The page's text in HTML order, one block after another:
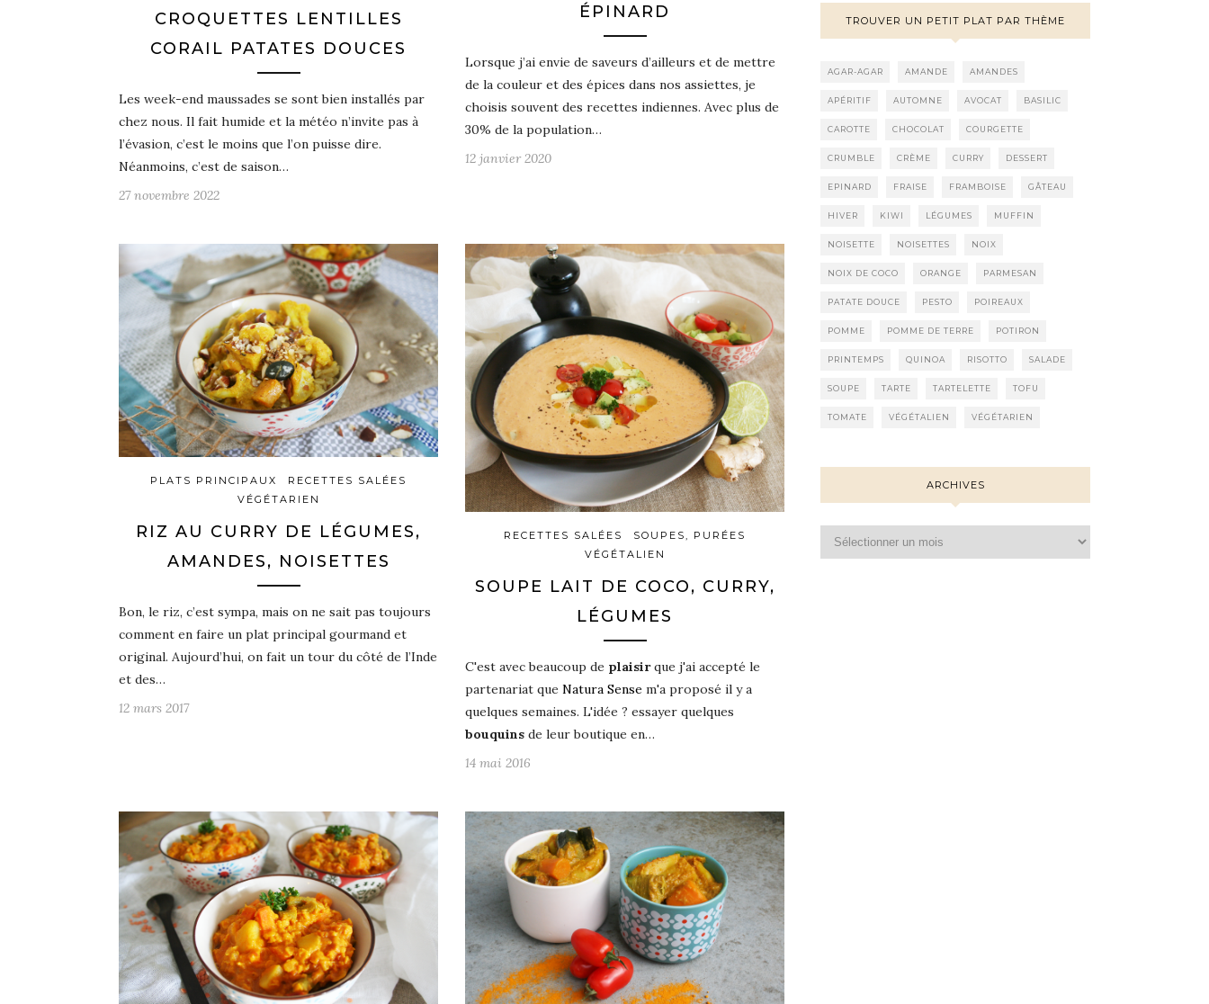
CROQUETTES LENTILLES
CORAIL PATATES DOUCES
Les week-end maussades se sont bien installés par
chez nous. Il fait humide et la météo n’invite pas à
l’évasion, c’est le moins que l’on puisse dire.
Néanmoins, c’est de saison…
27 novembre 2022
ÉPINARD
Lorsque j’ai envie de saveurs d’ailleurs et de mettre
de la couleur et des épices dans nos assiettes, je
choisis souvent des recettes indiennes. Avec plus de
30% de la population…
12 janvier 2020
PLATS PRINCIPAUX
RECETTES SALÉES
VÉGÉTARIEN
RIZ AU CURRY DE LÉGUMES,
AMANDES, NOISETTES
Bon, le riz, c’est sympa, mais on ne sait pas toujours
comment en faire un plat principal gourmand et
original. Aujourd’hui, on fait un tour du côté de l’Inde
et des…
12 mars 2017
RECETTES SALÉES
SOUPES, PURÉES
VÉGÉTALIEN
SOUPE LAIT DE COCO, CURRY,
LÉGUMES
C'est avec beaucoup de plaisirque j'ai accepté le
partenariat que Natura Sense m'a proposé il y a
quelques semaines. L'idée ? essayer quelques
bouquins de leur boutique en…
14 mai 2016
TROUVER UN PETIT PLAT PAR THÈME
AGAR-AGAR AMANDE AMANDES
APÉRITIF AUTOMNE AVOCAT BASILIC
CAROTTE CHOCOLAT COURGETTE
CRUMBLE CRÈME CURRY DESSERT
EPINARD FRAISE FRAMBOISE GÂTEAU
HIVER KIWI LÉGUMES MUFFIN
NOISETTE NOISETTES NOIX
NOIX DE COCO ORANGE PARMESAN
PATATE DOUCE PESTO POIREAUX
POMME POMME DE TERRE POTIRON
PRINTEMPS QUINOA RISOTTO SALADE
SOUPE TARTE TARTELETTE TOFU
TOMATE VÉGÉTALIEN VÉGÉTARIEN
ARCHIVES